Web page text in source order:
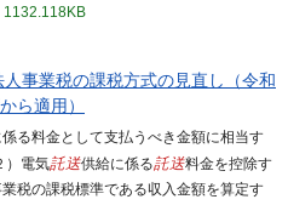
1132.118KB
事業税の課税方式の見直し（令和
ら適用）
る料金として支払うべき金額に相当す
）電気託送供給に係る託送料金を控除す
税の課税標準である収入金額を算定す